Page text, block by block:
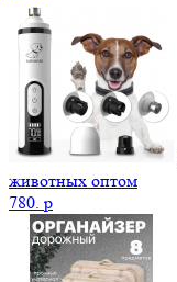
животных оптом
780. p